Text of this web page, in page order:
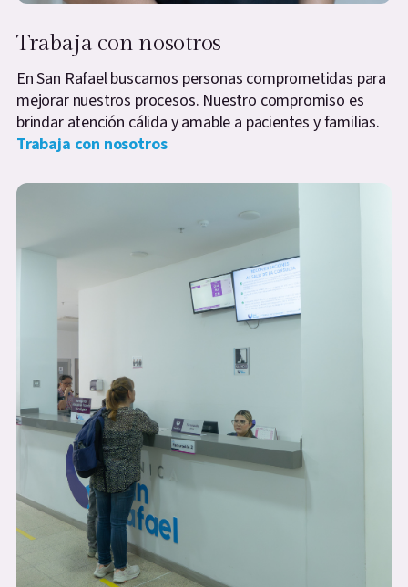
Trabaja con nosotros
En San Rafael buscamos personas comprometidas para
mejorar nuestros procesos. Nuestro compromiso es
brindar atención cálida y amable a pacientes y familias.
Trabaja con nosotros